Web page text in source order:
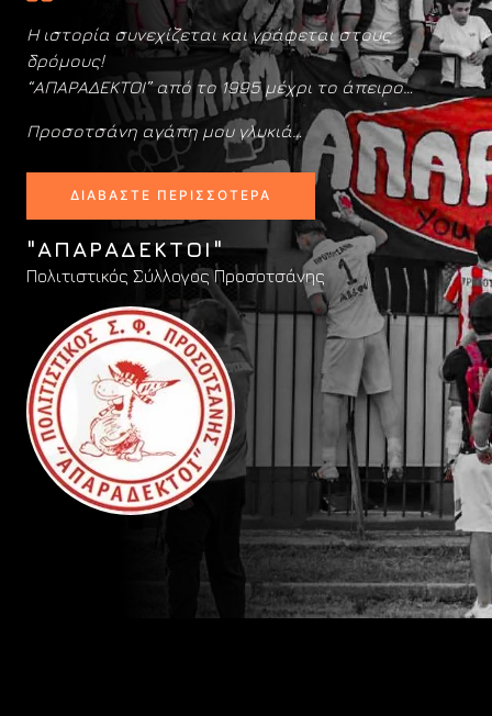
Η ιστορία συνεχίζεται και γράφεται στους
δρόμους!
“ΑΠΑΡΑΔΕΚΤΟΙ” από το 1995 μέχρι το άπειρο…
Προσοτσάνη αγάπη μου γλυκιά…
ΔΙΑΒΆΣΤΕ ΠΕΡΙΣΣΌΤΕΡΑ
"ΑΠΑΡΑΔΕΚΤΟΙ"
Πολιτιστικός Σύλλογος Προσοτσάνης